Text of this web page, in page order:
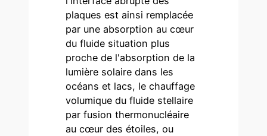
plaques est ainsi remplacée
par une absorption au cœur
du fluide situation plus
proche de l'absorption de la
lumière solaire dans les
océans et lacs, le chauffage
volumique du fluide stellaire
par fusion thermonucléaire
au cœur des étoiles, ou